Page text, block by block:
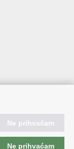
Ne prihvaćam
Ne prihvaćam